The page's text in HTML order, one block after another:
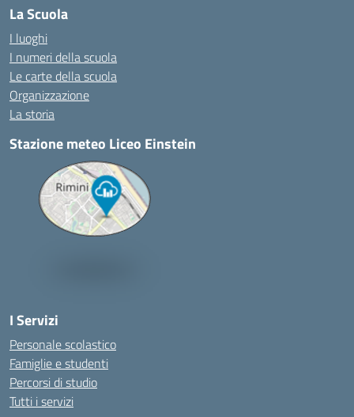
La Scuola
I luoghi
I numeri della scuola
Le carte della scuola
Organizzazione
La storia
Stazione meteo Liceo Einstein
I Servizi
Personale scolastico
Famiglie e studenti
Percorsi di studio
Tutti i servizi